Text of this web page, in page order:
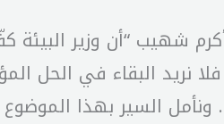
شهيب “أن وزير
فلا نريد البقاء في الحل
ونأمل السير بهذا